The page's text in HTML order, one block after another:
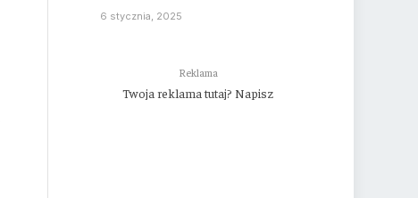
6 stycznia, 2025
Reklama
Twoja reklama tutaj? Napisz